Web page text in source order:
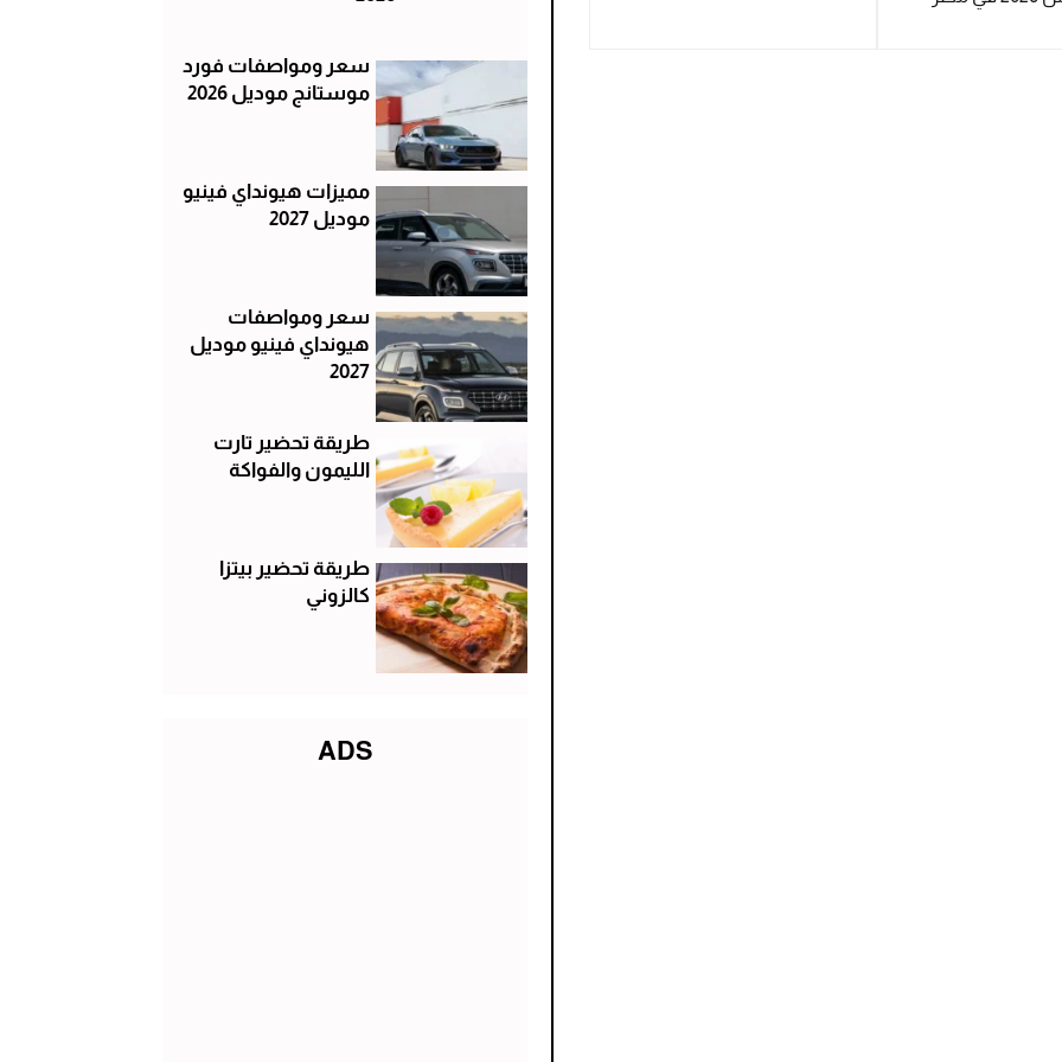
سعر ومواصفات فورد
موستانج موديل 2026
مميزات هيونداي فينيو
موديل 2027
سعر ومواصفات
هيونداي فينيو موديل
2027
طريقة تحضير تارت
الليمون والفواكة
طريقة تحضير بيتزا
كالزوني
ADS